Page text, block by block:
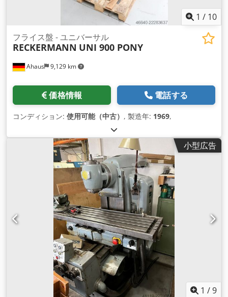
1 / 10
Ahaus 9,129 km
フライス盤 - ユニバーサル
RECKERMANN UNI 900 PONY
価格情報 電話する
コンディション: 使用可能（中古） , 製造年: 1969,
小型広告
1 /9